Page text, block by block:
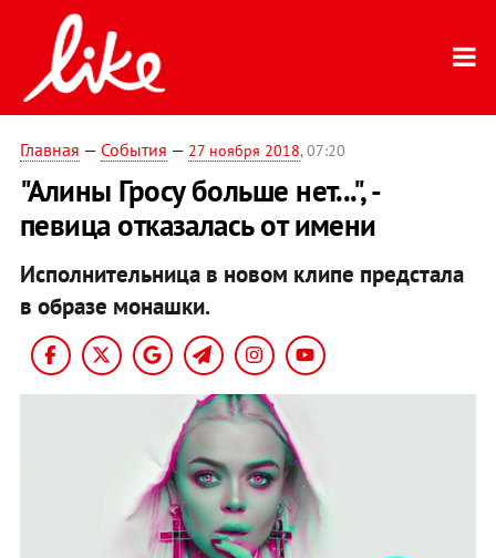
Главная — События — 27 ноября 2018, 07:20
"Алины Гросу больше нет...", -
певица отказалась от имени
Исполнительница в новом клипе предстала
в образе монашки.